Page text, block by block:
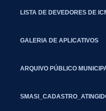
LISTA DE DEVEDORES DE
GALERIA DE APLICATIVOS
ARQUIVO PÚBLICO